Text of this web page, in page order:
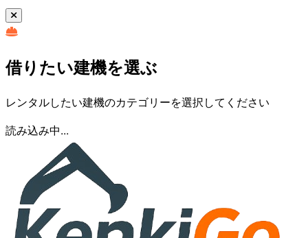
借りたい建機を選ぶ
レンタルしたい建機のカテゴリーを選択してください
読み込み中...